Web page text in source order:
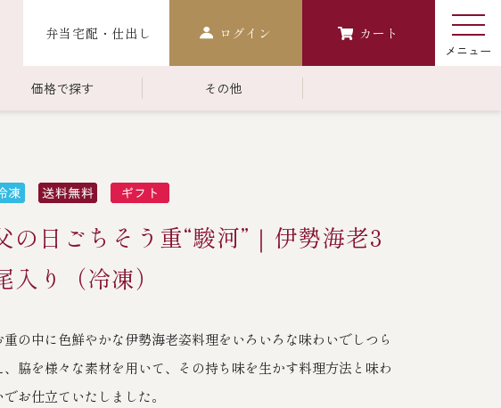
弁当宅配・仕出し ログイン カート
め重 生おせち おせち冷凍
レストラン商品
中納言 鉄板焼ひかり
価格で探す その他
の日ごちそう重“駿河”｜伊勢海老3
入り（冷凍）
重の中に色鮮やかな伊勢海老姿料理をいろいろな味わいでしつら
、脇を様々な素材を用いて、その持ち味を生かす料理方法と味わ
でお仕立ていたしました。